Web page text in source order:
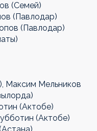
(Семей)
(Павлодар)
(Павлодар)
Максим Мельников
(Актобе)
(Актобе)